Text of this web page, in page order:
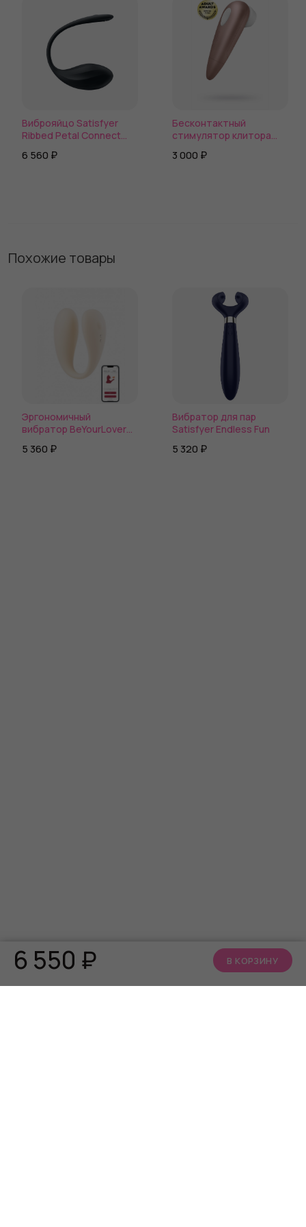
покупать отдельно.
6 550 ₽ В КОРЗИНУ
Виброяйцо Satisfyer
Ribbed Petal Connect
6 560 ₽
Бесконтактный
стимулятор клитора
3 000 ₽
Похожие товары
Эргономичный
вибратор BeYourLover
через приложение
5 360 ₽
Вибратор для пар
Satisfyer Endless Fun
5 320 ₽